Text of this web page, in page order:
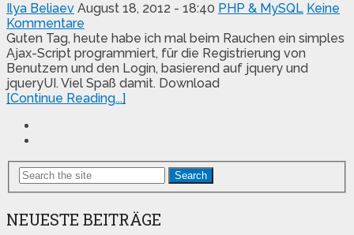
Ilya Beliaev August 18, 2012 - 18:40 PHP & MySQL Keine
Kommentare
Guten Tag, heute habe ich mal beim Rauchen ein simples
Ajax-Script programmiert, für die Registrierung von
Benutzern und den Login, basierend auf jquery und
jqueryUI. Viel Spaß damit. Download
[Continue Reading...]
Search
NEUESTE BEITRÄGE